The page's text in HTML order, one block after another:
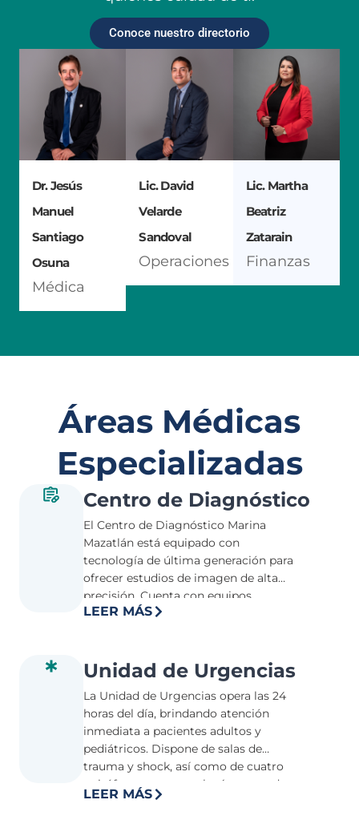
Conoce nuestro directorio
Dr. Jesús
Manuel
Santiago
Osuna
Médica
Lic. David
Velarde
Sandoval
Operaciones
Lic. Martha
Beatriz
Zatarain
Finanzas
Áreas Médicas
Especializadas
Centro de Diagnóstico
El Centro de Diagnóstico Marina
Mazatlán está equipado con
tecnología de última generación para
ofrecer estudios de imagen de alta
precisión. Cuenta con equipos
avanzados de tomografía
permitiendo diagnósticos rápidos y
El personal altamente capacitado a
cargo de la experiencia del Médico
Radiólogo el Dr. Alejandro Granados
garantiza una atención eficiente y
personalizada para cada paciente, las
LEER MÁS
Unidad de Urgencias
La Unidad de Urgencias opera las 24
horas del día, brindando atención
inmediata a pacientes adultos y
pediátricos. Dispone de salas de
trauma y shock, así como de cuatro
quirófanos con tecnología avanzada.
El equipo médico especializado en
LEER MÁS